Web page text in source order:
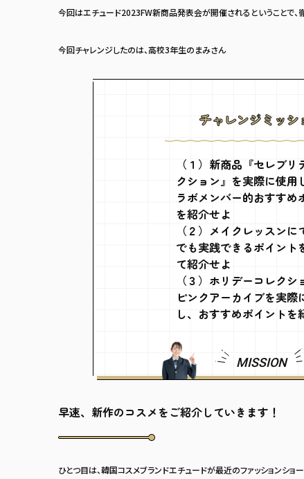
今回はエチュード2023FW新商品発表会が開催されるということで、
今回チャレンジしたのは、高校3年生のまみさん
チャレンジミッシ
（１）新商品『セレブリ
クション』を実際に使用
ラボメンバー的おすすめ
を紹介せよ
（２）メイクレッスンに
でも実践できるポイント
て紹介せよ
（３）ホリデーコレクシ
ピンクアーカイブを実際
し、おすすめポイントを
MISSION
早速、新作のコスメをご紹介していきます！
ひとつ目は、韓国コスメブランドエチュードが最近のファッションショ